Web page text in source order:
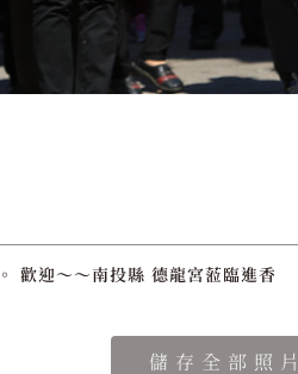
歡迎～～南投縣 德龍宮蒞臨進香
儲存全部照片